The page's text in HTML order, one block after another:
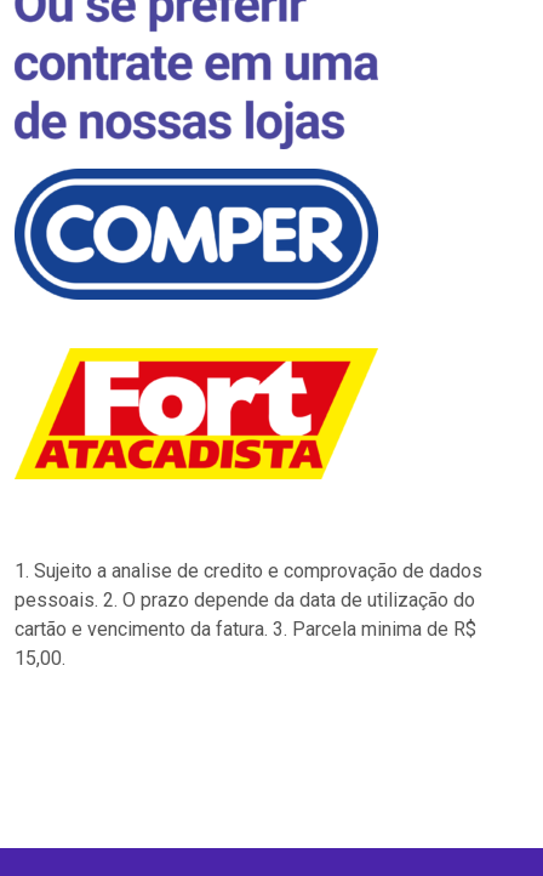
1. Sujeito a analise de credito e comprovação de dados
pessoais. 2. O prazo depende da data de utilização do
cartão e vencimento da fatura. 3. Parcela minima de R$
15,00.